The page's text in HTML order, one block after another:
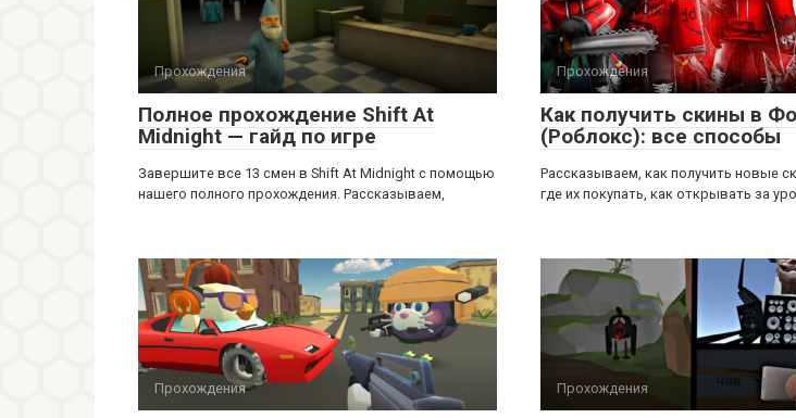
Прохождения
Полное прохождение Shift At
Midnight — гайд по игре
Завершите все 13 смен в Shift At Midnight с помощью
нашего полного прохождения. Рассказываем,
Прохождения
Как получить скины в
(Роблокс): все способы
Рассказываем, как получить новые
где их покупать, как открывать за
Прохождения Прохождения